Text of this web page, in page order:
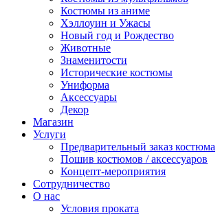
Костюмы из аниме
Хэллоуин и Ужасы
Новый год и Рождество
Животные
Знаменитости
Исторические костюмы
Униформа
Аксессуары
Декор
Магазин
Услуги
Предварительный заказ костюма
Пошив костюмов / аксессуаров
Концепт-мероприятия
Сотрудничество
О нас
Условия проката